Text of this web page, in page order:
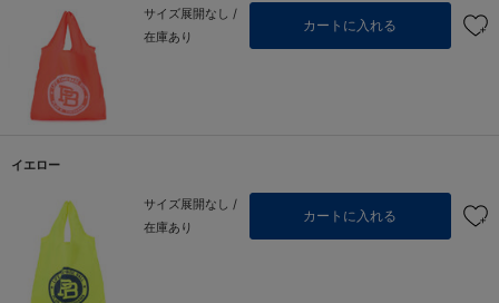
サイズ展開なし /
在庫あり
カートに入れる
イエロー
サイズ展開なし /
在庫あり
カートに入れる